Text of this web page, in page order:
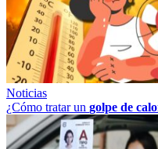
Noticias
¿Cómo tratar un golpe de